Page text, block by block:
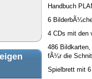
Handbuch
6
4 CDs mit den
486
fÃ¼r die
Spielbrett mit